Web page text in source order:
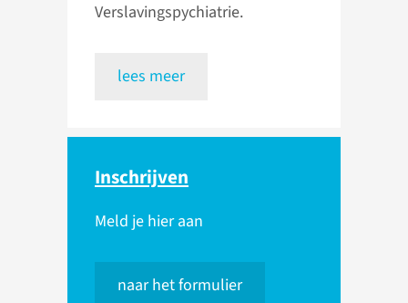
Verslavingspychiatrie.
lees meer
Inschrijven
Meld je hier aan
naar het formulier